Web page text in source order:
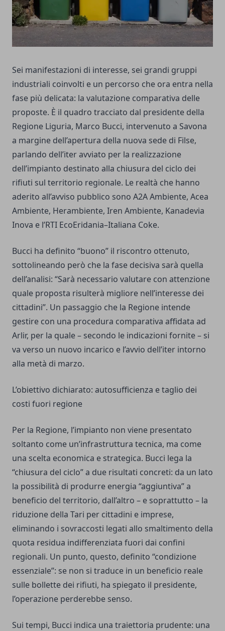
Sei manifestazioni di interesse, sei grandi gruppi
industriali coinvolti e un percorso che ora entra nella
fase più delicata: la valutazione comparativa delle
proposte. È il quadro tracciato dal presidente della
Regione Liguria, Marco Bucci, intervenuto a Savona
a margine dell’apertura della nuova sede di Filse,
parlando dell’iter avviato per la realizzazione
dell’impianto destinato alla chiusura del ciclo dei
rifiuti sul territorio regionale. Le realtà che hanno
aderito all’avviso pubblico sono A2A Ambiente, Acea
Ambiente, Herambiente, Iren Ambiente, Kanadevia
Inova e l’RTI EcoEridania–Italiana Coke.
Bucci ha definito “buono” il riscontro ottenuto,
sottolineando però che la fase decisiva sarà quella
dell’analisi: “Sarà necessario valutare con attenzione
quale proposta risulterà migliore nell’interesse dei
cittadini”. Un passaggio che la Regione intende
gestire con una procedura comparativa affidata ad
Arlir, per la quale – secondo le indicazioni fornite – si
va verso un nuovo incarico e l’avvio dell’iter intorno
alla metà di marzo.
L’obiettivo dichiarato: autosufficienza e taglio dei
costi fuori regione
Per la Regione, l’impianto non viene presentato
soltanto come un’infrastruttura tecnica, ma come
una scelta economica e strategica. Bucci lega la
“chiusura del ciclo” a due risultati concreti: da un lato
la possibilità di produrre energia “aggiuntiva” a
beneficio del territorio, dall’altro – e soprattutto – la
riduzione della Tari per cittadini e imprese,
eliminando i sovraccosti legati allo smaltimento della
quota residua indifferenziata fuori dai confini
regionali. Un punto, questo, definito “condizione
essenziale”: se non si traduce in un beneficio reale
sulle bollette dei rifiuti, ha spiegato il presidente,
l’operazione perderebbe senso.
Sui tempi, Bucci indica una traiettoria prudente: una